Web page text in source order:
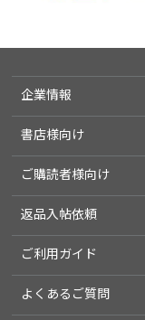
企業情報
書店様向け
ご購読者様向け
返品入帖依頼
ご利用ガイド
よくあるご質問